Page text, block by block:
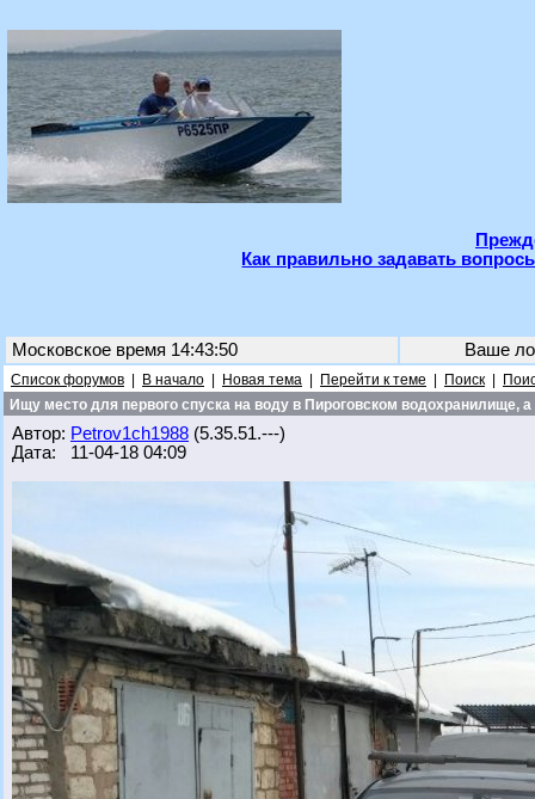
Как правильно задавать
Московское время 14:43:50 Ваше
Список форумов В начало Новая тема Перейти к теме Поиск
Ищу место для первого спуска на воду в Пироговском водохранилище, а
Автор: Petrov1ch1988 (5.35.51.---)
Дата: 11-04-18 04:09